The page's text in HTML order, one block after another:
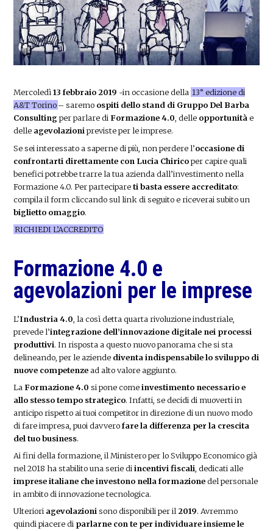
Mercoledì13 febbraio 2019 -in occasione della 13° edizione di
A&T Torino– saremo ospiti dello stand di Gruppo Del Barba
Consultingper parlare di Formazione 4.0, delle opportunitàe
delle agevolazionipreviste per le imprese.
Se sei interessato a saperne di più, non perdere l’occasione di
confrontarti direttamente con Lucia Chiricoper capire quali
benefici potrebbe trarre la tua azienda dall’investimento nella
Formazione 4.0. Per partecipareti basta essere accreditato:
compila il form cliccando sul link di seguito e riceverai subito un
biglietto omaggio.
RICHIEDI L’ACCREDITO
Formazione 4.0 e
agevolazioni per le imprese
L’Industria 4.0 , la così detta quarta rivoluzione industriale,
prevede l’integrazione dell’innovazione digitale nei processi
produttivi. In risposta a questo nuovo panorama che si sta
delineando, per le aziende diventa indispensabile lo sviluppo di
nuove competenzead alto valore aggiunto.
La Formazione 4.0 si pone comeinvestimento necessario e
allo stesso tempo strategico. Infatti, se decidi di muoverti in
anticipo rispetto ai tuoi competitor in direzione di un nuovo modo
di fare impresa, puoi davverofare la differenza per la crescita
del tuo business.
Ai fini della formazione, il Ministero per lo Sviluppo Economico già
nel 2018 ha stabilito una serie diincentivi fiscali , dedicati alle
imprese italiane che investono nella formazionedel personale
in ambito di innovazione tecnologica.
Ulteriori agevolazionisono disponibili per il2019. Avremmo
quindi piacere di parlarne con te per individuare insieme le